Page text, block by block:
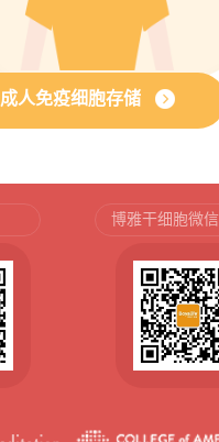
成人免疫细胞存储
博雅干细胞微信